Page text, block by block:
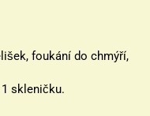
foukání do chmýří,
skleničku.